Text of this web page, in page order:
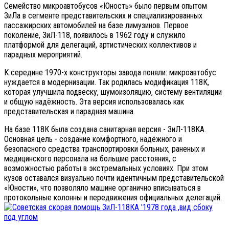
Семейство микроавтобусов «Юность» было первым опытом
ЗиЛа в сегменте представительских и специализированных
пассажирских автомобилей на базе лимузинов. Первое
поколение, ЗиЛ-118, появилось в 1962 году и служило
платформой для делегаций, артистических коллективов и
парадных мероприятий.
К середине 1970-х конструкторы завода поняли: микроавтобус
нуждается в модернизации. Так родилась модификация 118К,
которая улучшила подвеску, шумоизоляцию, систему вентиляции
и общую надёжность. Эта версия использовалась как
представительская и парадная машина.
На базе 118К была создана санитарная версия - ЗиЛ-118КА.
Основная цель - создание комфортного, надёжного и
безопасного средства транспортировки больных, раненых и
медицинского персонала на большие расстояния, с
возможностью работы в экстремальных условиях. При этом
кузов оставался визуально почти идентичным представительской
«Юности», что позволяло машине органично вписываться в
протокольные колонны и передвижения официальных делегаций.